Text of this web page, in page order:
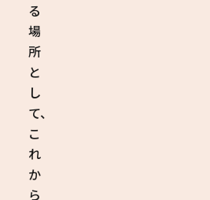
る
場
所
と
し
て、
こ
れ
か
ら